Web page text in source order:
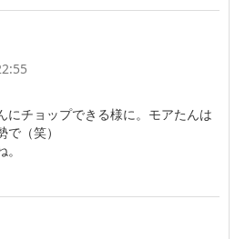
にチョップできる様に。モアたんは
（笑）